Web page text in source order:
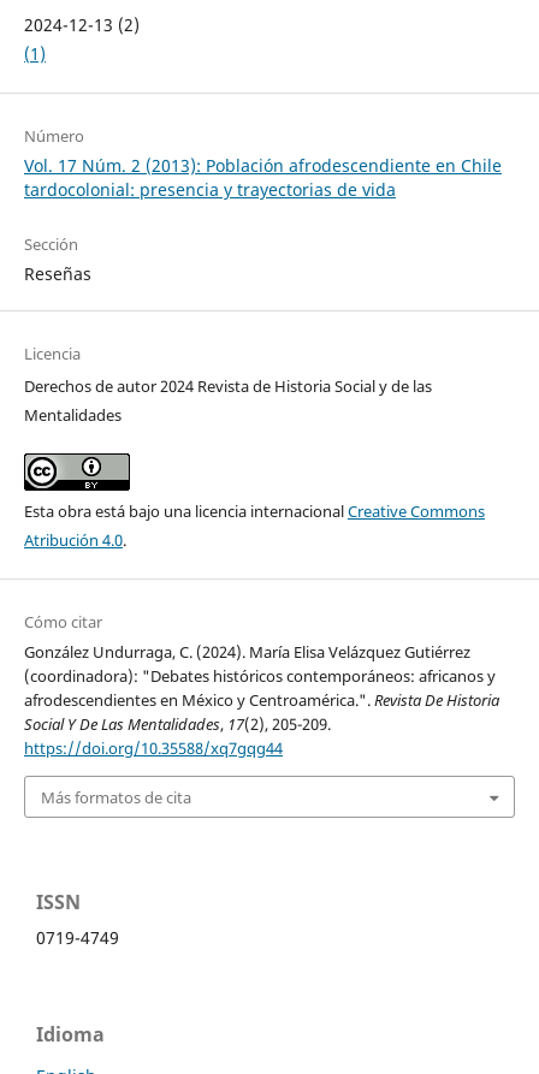
2024-12-13 (2)
(1)
Número
Vol. 17 Núm. 2 (2013): Población afrodescendiente en Chile
tardocolonial: presencia y trayectorias de vida
Sección
Reseñas
Licencia
Derechos de autor 2024 Revista de Historia Social y de las
Mentalidades
Esta obra está bajo una licencia internacionalCreative Commons
Atribución 4.0.
Cómo citar
González Undurraga, C. (2024). María Elisa Velázquez Gutiérrez
(coordinadora): "Debates históricos contemporáneos: africanos y
afrodescendientes en México y Centroamérica.".Revista De Historia
Social Y De Las Mentalidades, 17(2), 205-209.
https://doi.org/10.35588/xq7gqg44
Más formatos de cita
ISSN
0719-4749
Idioma